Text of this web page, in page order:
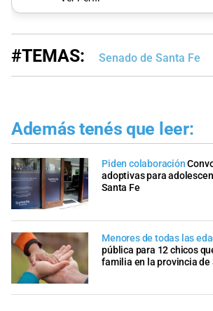
#TEMAS: Senado de Santa Fe
Además tenés que leer:
Piden colaboración
adoptivas para
Santa Fe
Menores de todas las
pública para 12 chicos
familia en la provincia de